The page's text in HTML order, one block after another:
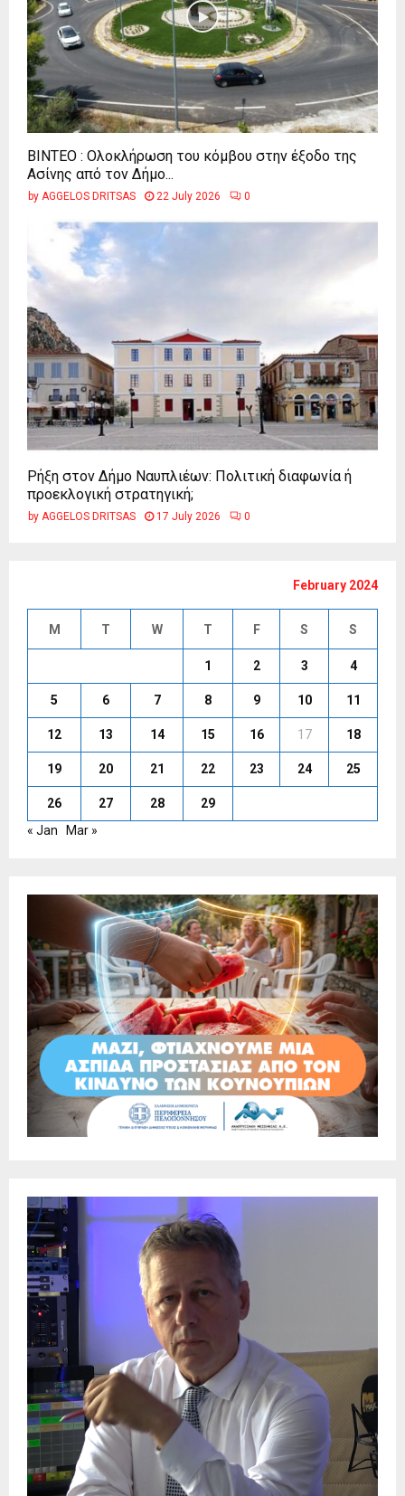
ΒΙΝΤΕΟ : Ολοκλήρωση του κόμβου στην έξοδο της
Ασίνης από τον Δήμο...
by AGGELOS DRITSAS 22 July 2026 0
Ρήξη στον Δήμο Ναυπλιέων: Πολιτική διαφωνία ή
προεκλογική στρατηγική;
by AGGELOS DRITSAS 17 July 2026 0
February 2024
M T W T F S S
1 2 3 4
5 6 7 8 9 10 11
12 13 14 15 16 17 18
19 20 21 22 23 24 25
26 27 28
29
« Jan
Mar »